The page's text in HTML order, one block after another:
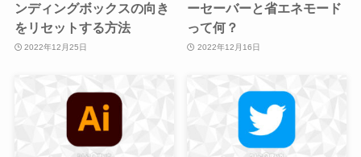
ンディングボックスの向き
をリセットする方法
2022年12月25日
ーセーバーと省エネモード
って何？
2022年12月16日